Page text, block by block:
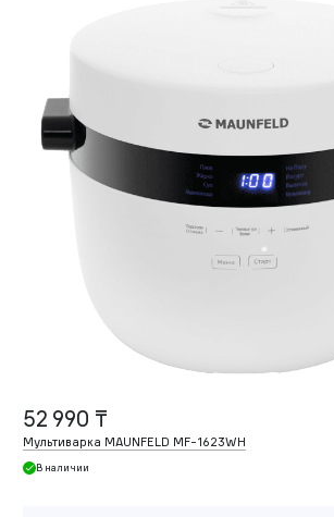
52 990 ₸
Мультиварка MAUNFELD MF-1623WH
В наличии